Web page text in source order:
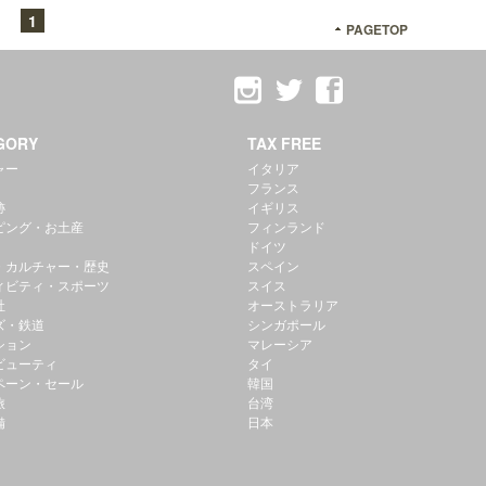
1 PAGETOP
ー
ング・お土産
カルチャー・歴史
ビティ・スポーツ
・鉄道
ョン
ューティ
ーン・セール
TAX FREE
イタリア
フランス
イギリス
フィンランド
ドイツ
スペイン
スイス
オーストラリア
シンガポール
マレーシア
タイ
韓国
台湾
日本